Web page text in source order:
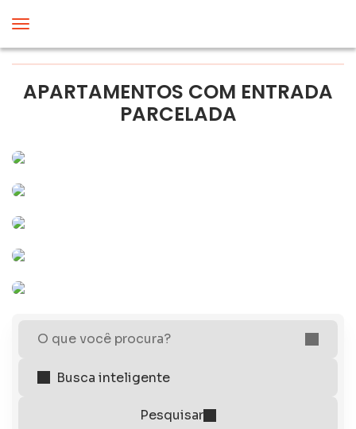
APARTAMENTOS COM ENTRADA
PARCELADA
O que você procura?